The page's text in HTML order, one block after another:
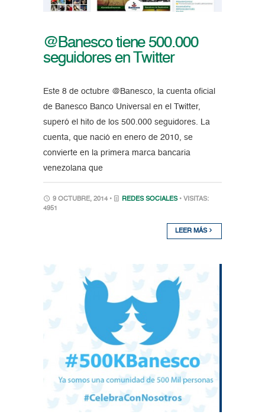
@Banesco tiene 500.000
seguidores en Twitter
Este 8 de octubre @Banesco, la cuenta oficial
de Banesco Banco Universal en el Twitter,
superó el hito de los 500.000 seguidores. La
cuenta, que nació en enero de 2010, se
convierte en la primera marca bancaria
venezolana que
9 OCTUBRE, 2014 • REDES SOCIALES • VISITAS:
4951
LEER MÁS